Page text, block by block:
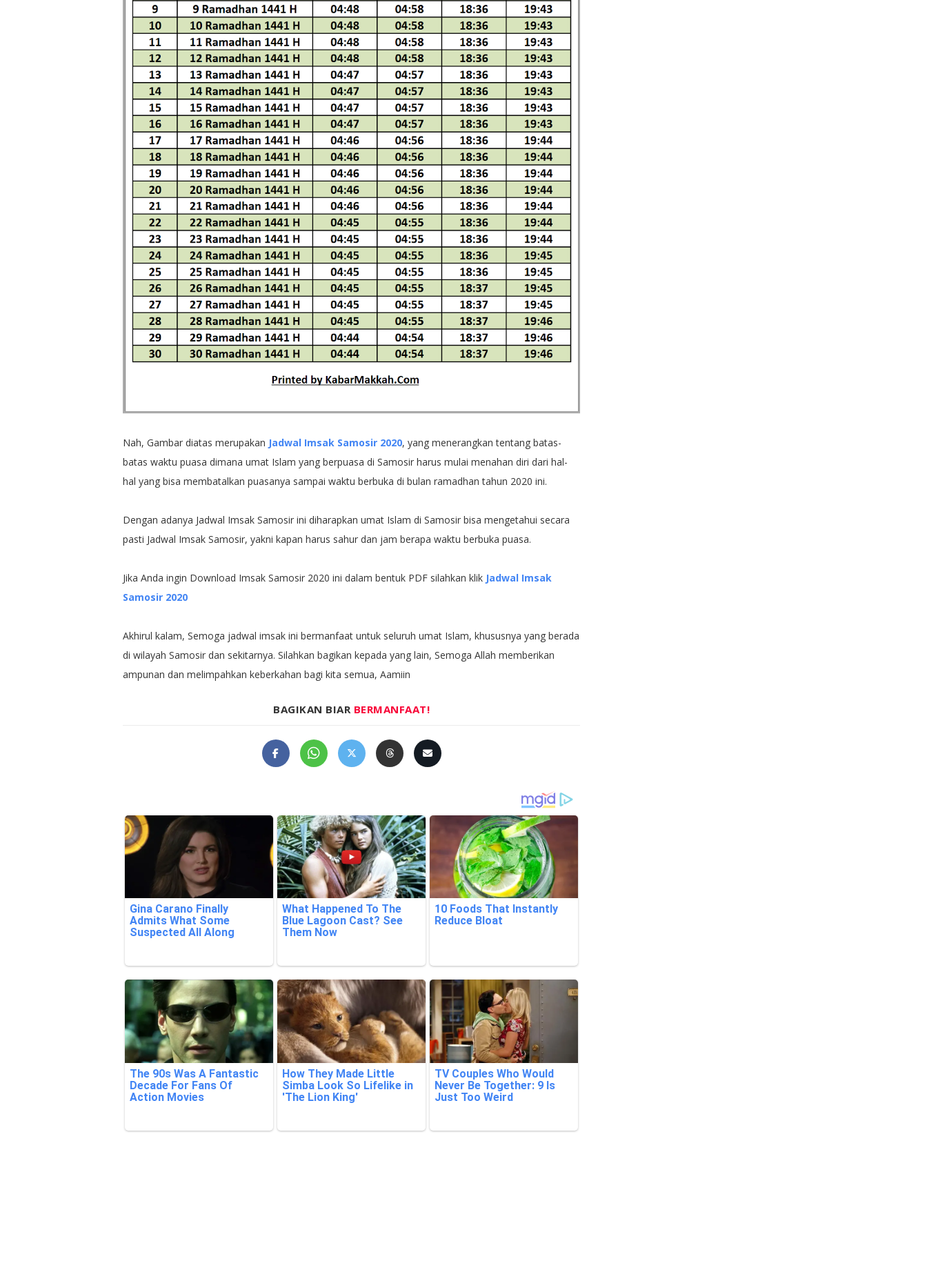
Nah, Gambar diatas merupakan Jadwal Imsak Samosir 2020, yang menerangkan tentang batas-
batas waktu puasa dimana umat Islam yang berpuasa di Samosir harus mulai menahan diri dari hal-
hal yang bisa membatalkan puasanya sampai waktu berbuka di bulan ramadhan tahun 2020 ini.
Dengan adanya Jadwal Imsak Samosir ini diharapkan umat Islam di Samosir bisa mengetahui secara
pasti Jadwal Imsak Samosir, yakni kapan harus sahur dan jam berapa waktu berbuka puasa.
Jika Anda ingin Download Imsak Samosir 2020 ini dalam bentuk PDF silahkan klik Jadwal Imsak
Samosir 2020
Akhirul kalam, Semoga jadwal imsak ini bermanfaat untuk seluruh umat Islam, khususnya yang berada
di wilayah Samosir dan sekitarnya. Silahkan bagikan kepada yang lain, Semoga Allah memberikan
ampunan dan melimpahkan keberkahan bagi kita semua, Aamiin
BAGIKAN BIAR BERMANFAAT!